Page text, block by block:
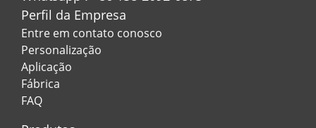
Perfil da Empresa
Entre em contato conosco
Personalização
Aplicação
Fábrica
FAQ